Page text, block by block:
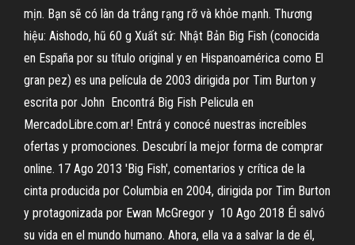
mịn. Bạn sẽ có làn da trắng rạng rỡ và khỏe mạnh. Thương
hiệu: Aishodo, hũ 60 g Xuất sứ: Nhật Bản Big Fish (conocida
en España por su título original y en Hispanoamérica como El
gran pez) es una película de 2003 dirigida por Tim Burton y
escrita por John Encontrá Big Fish Pelicula en
MercadoLibre.com.ar! Entrá y conocé nuestras increíbles
ofertas y promociones. Descubrí la mejor forma de comprar
online. 17 Ago 2013 'Big Fish', comentarios y crítica de la
cinta producida por Columbia en 2004, dirigida por Tim Burton
y protagonizada por Ewan McGregor y 10 Ago 2018 Él salvó
su vida en el mundo humano. Ahora, ella va a salvar la de él,